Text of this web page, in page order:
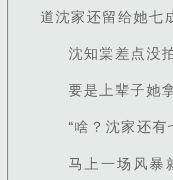
道沈家还留给她七
沈知棠差点没
要是上辈子她
“啥？沈家还
马上一场风暴